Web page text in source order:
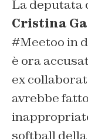
La deputata
Cristina
#Meetoo in
è ora
ex
avrebbe
softball